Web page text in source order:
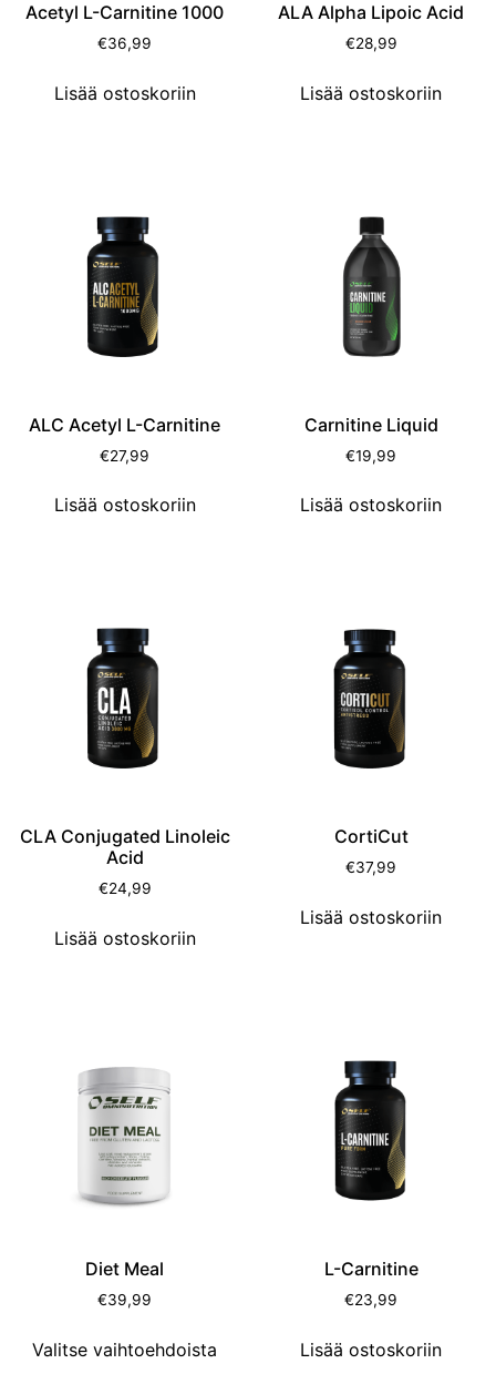
Acetyl L-Carnitine 1000
€36,99
Lisää ostoskoriin
ALA Alpha Lipoic Acid
€28,99
Lisää ostoskoriin
ALC Acetyl L-Carnitine
€27,99
Lisää ostoskoriin
Carnitine Liquid
€19,99
Lisää ostoskoriin
CLA Conjugated Linoleic
Acid
€24,99
Lisää ostoskoriin
CortiCut
€37,99
Lisää ostoskoriin
Diet Meal
€39,99
Valitse vaihtoehdoista
L-Carnitine
€23,99
Lisää ostoskoriin